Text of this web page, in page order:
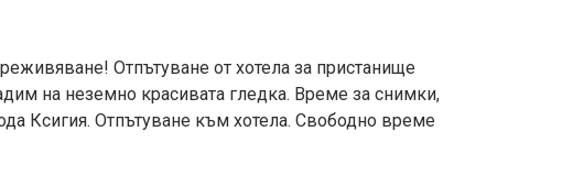
Отпътуване от хотела за пристанище
на неземно красивата гледка. Време за снимки,
Ксигия. Отпътуване към хотела. Свободно време